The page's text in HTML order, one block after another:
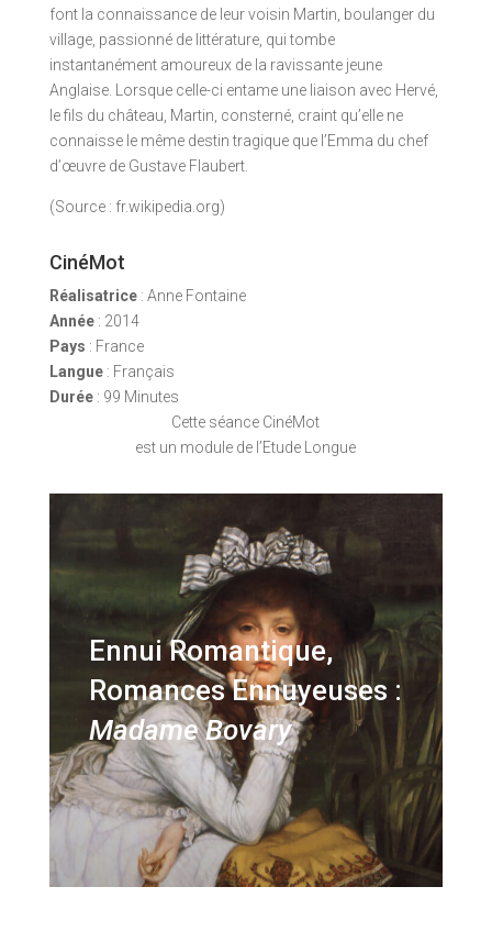
font la connaissance de leur voisin Martin, boulanger du
village, passionné de littérature, qui tombe
instantanément amoureux de la ravissante jeune
Anglaise. Lorsque celle-ci entame une liaison avec Hervé,
le fils du château, Martin, consterné, craint qu’elle ne
connaisse le même destin tragique que l’Emma du chef
d’œuvre de Gustave Flaubert.
(Source : fr.wikipedia.org)
CinéMot
Réalisatrice : Anne Fontaine
Année: 2014
Pays : France
Langue: Français
Durée : 99 Minutes
Cette séance CinéMot
est un module de l’Etude Longue
Ennui Romantique,
Romances Ennuyeuses :
Madame Bovary